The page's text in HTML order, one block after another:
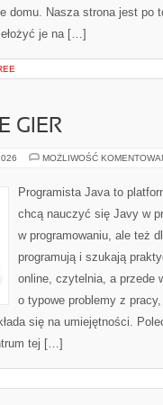
domu. Nasza strona jest po
je na […]
GIER
MOŻLIWOŚĆ
Programista Java to
chcą nauczyć się Javy w
w programowaniu, ale też
programują i szukają
online, czytelnia, a przede
o typowe problemy z
się na umiejętności.
tej […]